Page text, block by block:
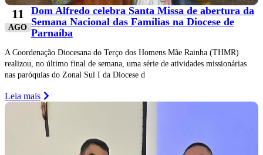
11
AGO
Dom Alfredo celebra Santa Missa de abertura da
Semana Nacional das Famílias na Diocese de
Parnaíba
A Coordenação Diocesana do Terço dos Homens Mãe Rainha (THMR)
realizou, no último final de semana, uma série de atividades missionárias
nas paróquias do Zonal Sul I da Diocese d
Leia mais